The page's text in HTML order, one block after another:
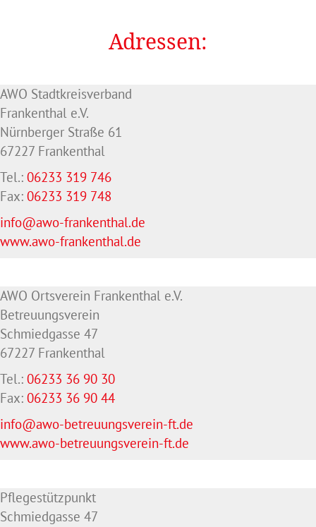
Adressen:
AWO Stadtkreisverband
Frankenthal e.V.
Nürnberger Straße 61
67227 Frankenthal
Tel.: 06233 319 746
Fax: 06233 319 748
info@awo-frankenthal.de
www.awo-frankenthal.de
AWO Ortsverein Frankenthal e.V.
Betreuungsverein
Schmiedgasse 47
67227 Frankenthal
Tel.: 06233 36 90 30
Fax: 06233 36 90 44
info@awo-betreuungsverein-ft.de
www.awo-betreuungsverein-ft.de
Pflegestützpunkt
Schmiedgasse 47